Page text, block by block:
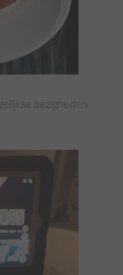
bezigheden